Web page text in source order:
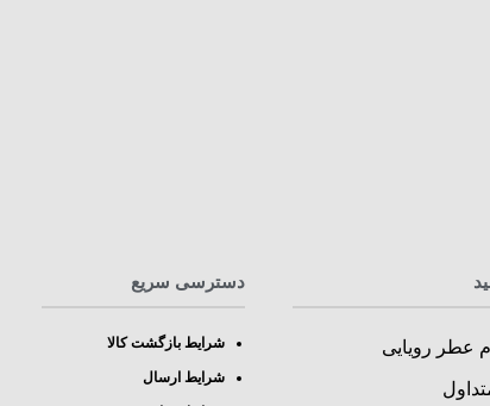
عطر رویایی
دسترسی سریع
شرایط بازگشت کالا
شرایط ارسال